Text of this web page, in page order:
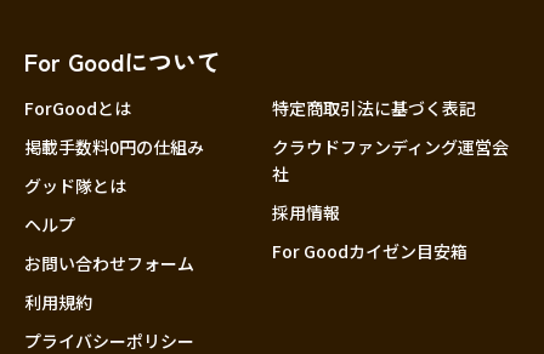
大分
For Goodについて
ForGoodとは
掲載手数料0円の仕組み
グッド隊とは
ヘルプ
お問い合わせフォーム
利用規約
プライバシーポリシー
特定商取引法に基づく表記
クラウドファンディング運営会
社
採用情報
For Goodカイゼン目安箱